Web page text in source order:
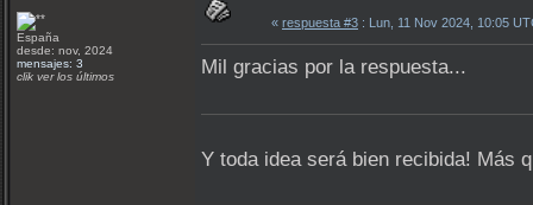
España
desde: nov, 2024
mensajes: 3
clik ver los últimos
« respuesta #3 : Lun, 11 Nov 2024, 10:05
Mil gracias por la respuesta...
Y toda idea será bien recibida! Más